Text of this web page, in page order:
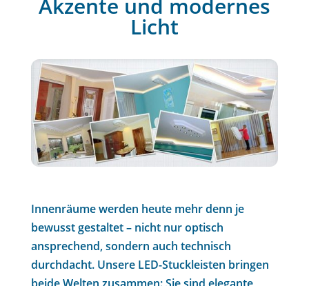
Akzente und modernes
Licht
Innenräume werden heute mehr denn je
bewusst gestaltet – nicht nur optisch
ansprechend, sondern auch technisch
durchdacht. Unsere LED-Stuckleisten bringen